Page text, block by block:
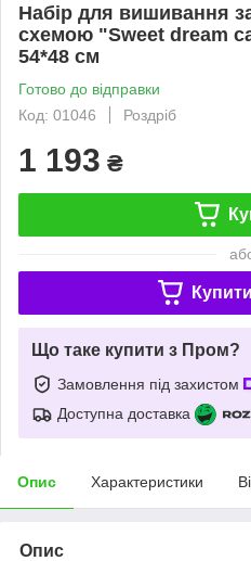
Набір для вишивання
схемою "Sweet dream
54*48 см
Готово до відправки
Код: 01046
Роздріб
1 193 ₴
Що таке купити з Пром?
Замовлення під захистом
Доступна доставка
Опис Характеристики
Опис